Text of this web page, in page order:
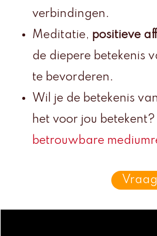
verbindingen.
Meditatie, positieve
de diepere betekenis
te bevorderen.
Wil je de betekenis
het voor jou
betrouwbare